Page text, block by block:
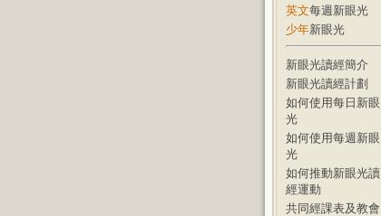
英文每週新眼光
少年新眼光
新眼光讀經簡介
新眼光讀經計劃
如何使用每日新眼
光
如何使用每週新眼
光
如何推動新眼光讀
經運動
共同經課表及教會